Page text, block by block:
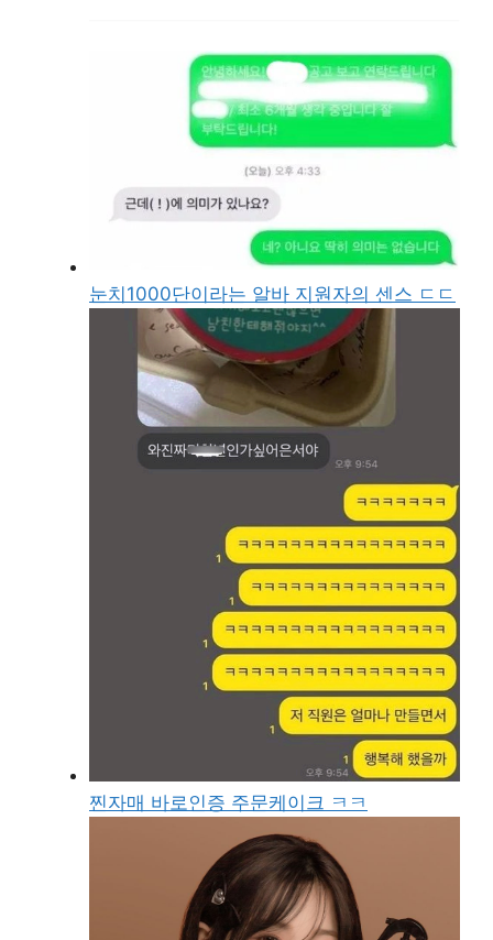
눈치1000단이라는 알바 지원자의 센스 ㄷㄷ
찐자매 바로인증 주문케이크 ㅋㅋ